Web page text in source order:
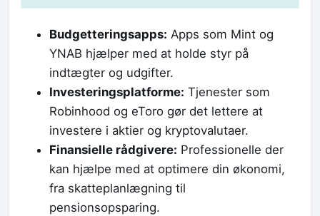
Budgetteringsapps: Apps som Mint og
YNAB hjælper med at holde styr på
indtægter og udgifter.
Investeringsplatforme: Tjenester som
Robinhood og eToro gør det lettere at
investere i aktier og kryptovalutaer.
Finansielle rådgivere: Professionelle der
kan hjælpe med at optimere din økonomi,
fra skatteplanlægning til
pensionsopsparing.